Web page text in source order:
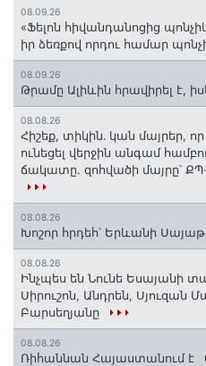
08.09.26
«Ֆելոն հիվանդանոցից
իր ձեռքով որդու համար
08.09.26
Թրամը Ալիևին հրավիրել է, իսկ
08.08.26
Հիշեք, տիկին․ կան մայրեր,
ունեցել վերջին անգամ
ճակատը. զոհվածի մայրը՝
08.08.26
Խոշոր հրդեհ՝ Երևանի
08.08.26
Ինչպես են Նունե Եսայանի
Սիրուշոն, Անդրեն, Սյուզան
Բարսեղյանը
08.08.26
Ռիհաննան Հայաստանում է